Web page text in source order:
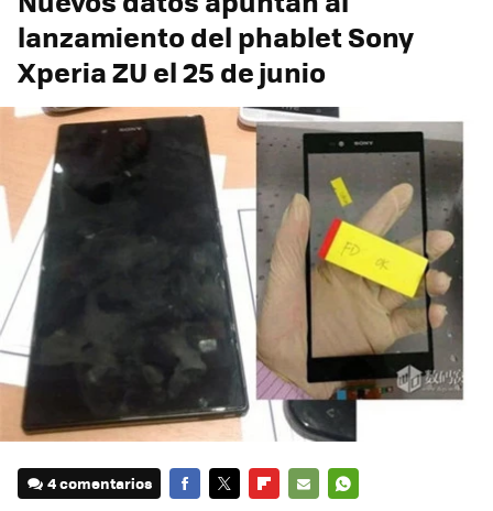
lanzamiento del phablet Sony
Xperia ZU el 25 de junio
4 comentarios